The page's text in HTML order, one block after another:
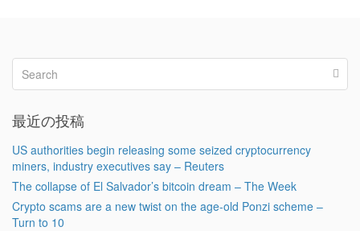
最近の投稿
US authorities begin releasing some seized cryptocurrency
miners, industry executives say – Reuters
The collapse of El Salvador’s bitcoin dream – The Week
Crypto scams are a new twist on the age-old Ponzi scheme –
Turn to 10